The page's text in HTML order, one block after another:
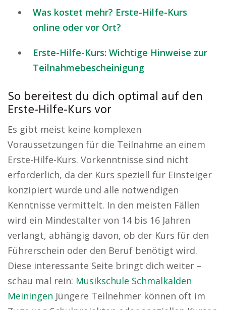
Was kostet mehr? Erste-Hilfe-Kurs
online oder vor Ort?
Erste-Hilfe-Kurs: Wichtige Hinweise zur
Teilnahmebescheinigung
So bereitest du dich optimal auf den
Erste-Hilfe-Kurs vor
Es gibt meist keine komplexen
Voraussetzungen für die Teilnahme an einem
Erste-Hilfe-Kurs. Vorkenntnisse sind nicht
erforderlich, da der Kurs speziell für Einsteiger
konzipiert wurde und alle notwendigen
Kenntnisse vermittelt. In den meisten Fällen
wird ein Mindestalter von 14 bis 16 Jahren
verlangt, abhängig davon, ob der Kurs für den
Führerschein oder den Beruf benötigt wird.
Diese interessante Seite bringt dich weiter –
schau mal rein: Musikschule Schmalkalden
Meiningen Jüngere Teilnehmer können oft im